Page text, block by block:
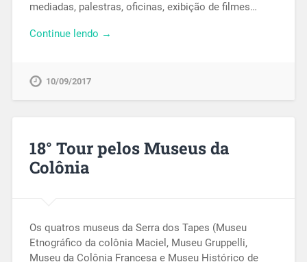
mediadas, palestras, oficinas, exibição de filmes…
Continue lendo →
10/09/2017
18° Tour pelos Museus da
Colônia
Os quatros museus da Serra dos Tapes (Museu
Etnográfico da colônia Maciel, Museu Gruppelli,
Museu da Colônia Francesa e Museu Histórico de